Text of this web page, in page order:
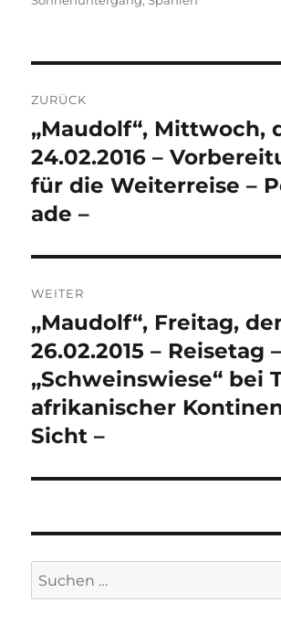
ZURÜCK
Vorheriger
Beitrag:
„Maudolf“, Mittwoch,
24.02.2016 –
für die Weiterreise –
ade –
WEITER
Nächster
Beitrag:
„Maudolf“, Freitag,
26.02.2015 – Reisetag –
„Schweinswiese“ bei
afrikanischer
Sicht –
Suchen
nach: